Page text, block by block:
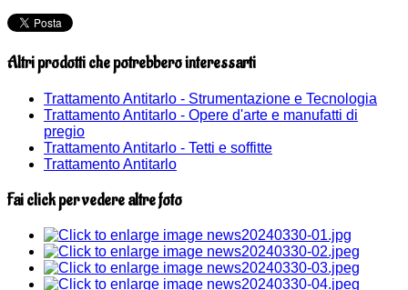
Altri prodotti che potrebbero interessarti
Trattamento Antitarlo - Strumentazione e Tecnologia
Trattamento Antitarlo - Opere d'arte e manufatti di
pregio
Trattamento Antitarlo - Tetti e soffitte
Trattamento Antitarlo
Fai click per vedere altre foto